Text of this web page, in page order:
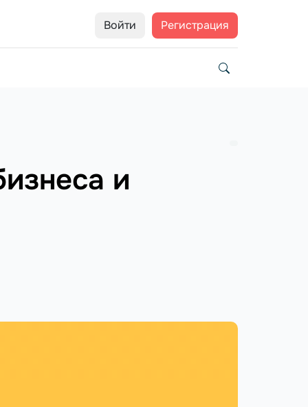
Войти Регистрация
и